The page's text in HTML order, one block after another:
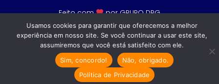
Feito com
por GRUPO DPG
Usamos cookies para garantir que oferecemos a melhor
experiência em nosso site. Se você continuar a usar este site,
assumiremos que você está satisfeito com ele.
Sim, concordo!
Não, obrigado.
Política de Privacidade